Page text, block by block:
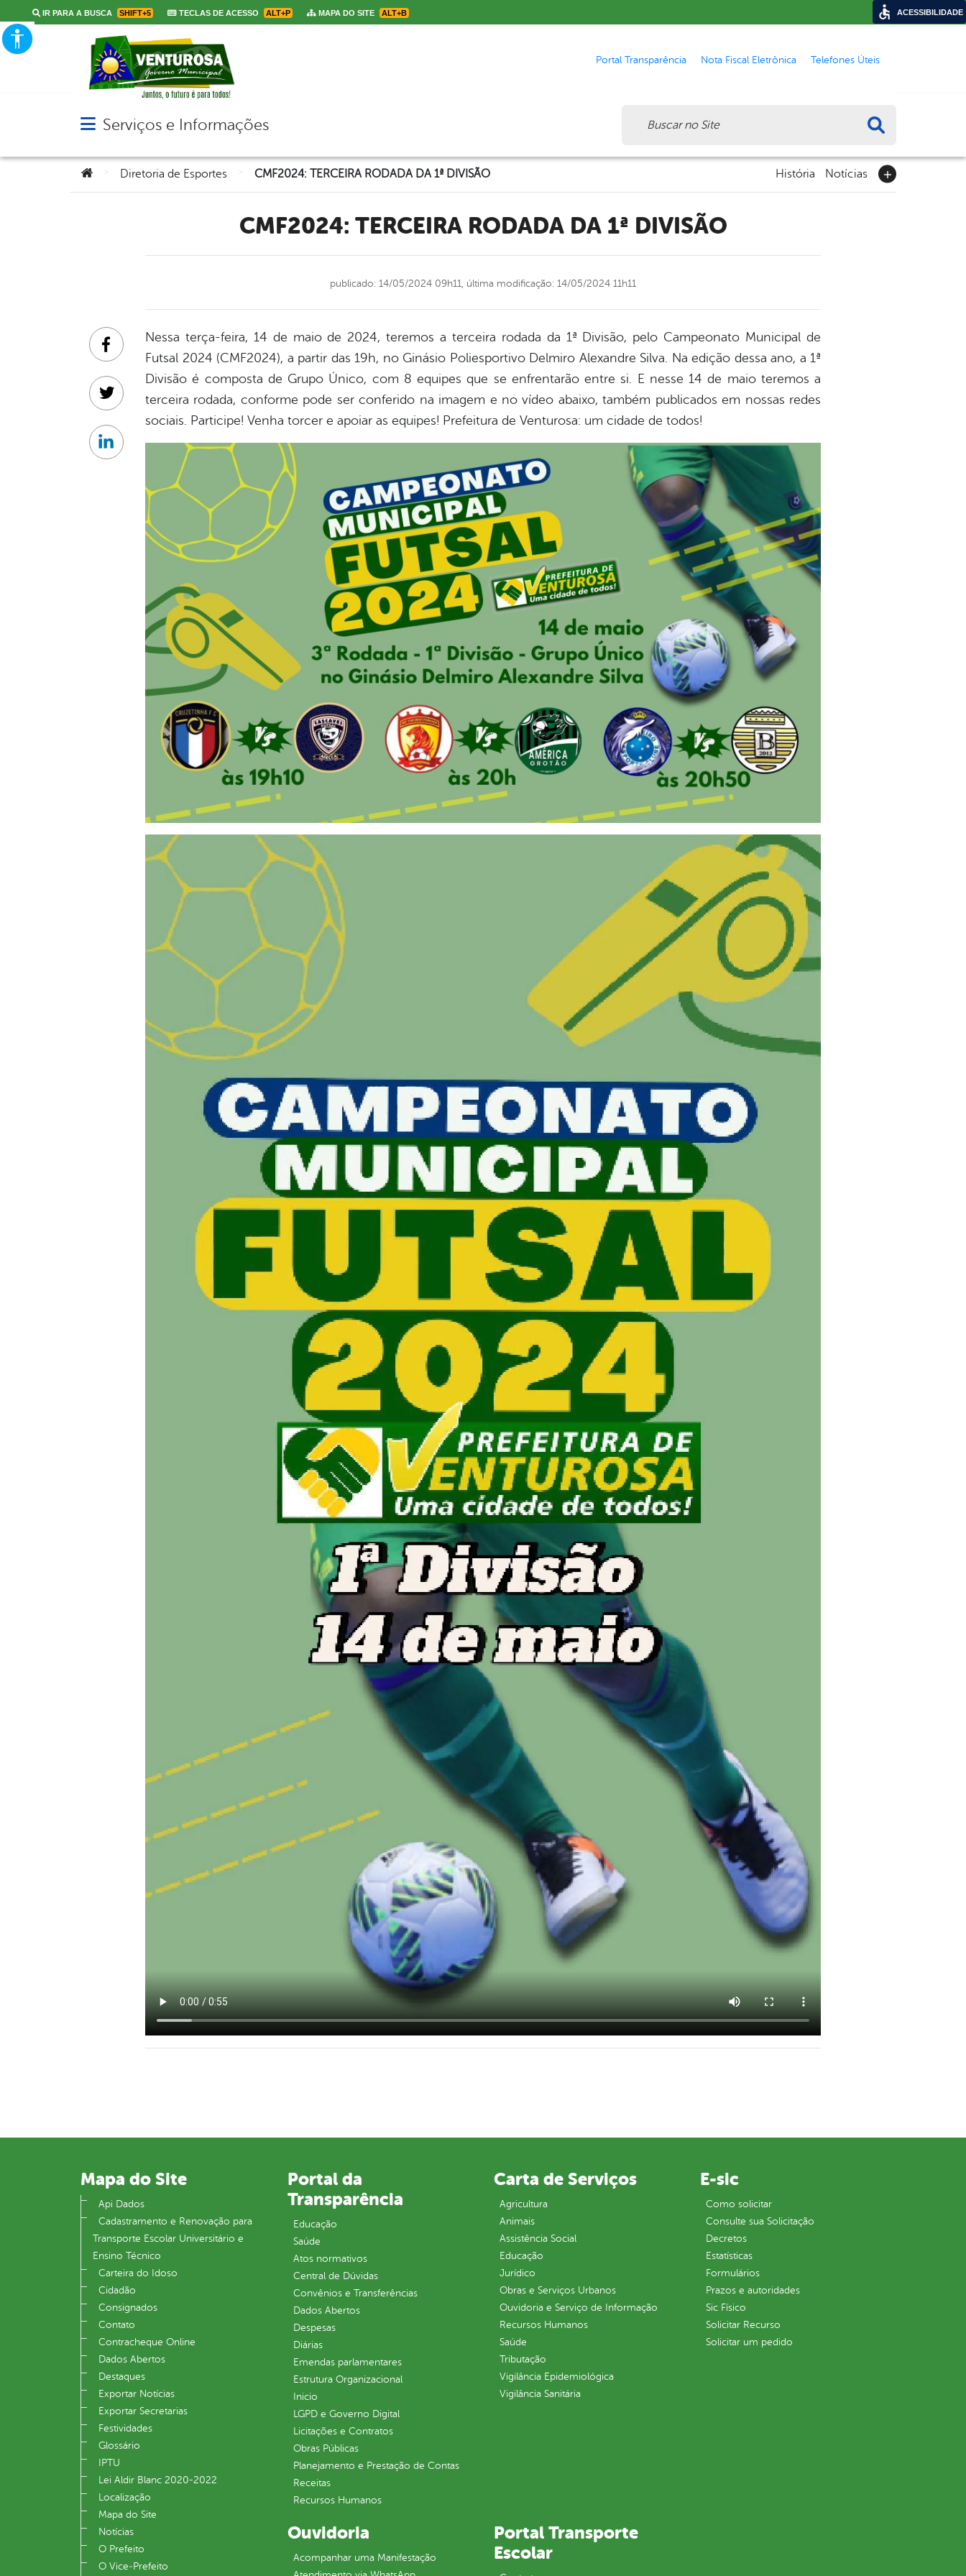
IR PARA A BUSCA SHIFT+5 TECLAS DE ACESSO ALT+P MAPA DO SITE ALT+B
Portal Transparência Nota Fiscal Eletrônica Telefones Úteis
Abrir menu principal de navegação
Serviços e Informações
Você está aqui:Diretoria de Esportes CMF2024: TERCEIRA RODADA DA 1ª DIVISÃO História Notícias
CMF2024: TERCEIRA RODADA DA 1ª DIVISÃO
publicado: 14/05/2024 09h11, última modificação: 14/05/2024 11h11
Nessa terça-feira, 14 de maio de 2024, teremos a terceira rodada da 1ª Divisão, pelo Campeonato Municipal de
Futsal 2024 (CMF2024), a partir das 19h, no Ginásio Poliesportivo Delmiro Alexandre Silva. Na edição dessa ano, a 1ª
Divisão é composta de Grupo Único, com 8 equipes que se enfrentarão entre si. E nesse 14 de maio teremos a
terceira rodada, conforme pode ser conferido na imagem e no vídeo abaixo, também publicados em nossas redes
sociais. Participe! Venha torcer e apoiar as equipes! Prefeitura de Venturosa: um cidade de todos!
Facebook
Twitter
Linkedin
Mapa do Site
Api Dados
Cadastramento e Renovação para
Transporte Escolar Universitário e
Ensino Técnico
Carteira do Idoso
Cidadão
Consignados
Contato
Contracheque Online
Dados Abertos
Destaques
Exportar Notícias
Exportar Secretarias
Festividades
Glossário
IPTU
Lei Aldir Blanc 2020-2022
Localização
Mapa do Site
Notícias
O Prefeito
O Vice‐Prefeito
Portal da
Transparência
Educação
Saúde
Atos normativos
Central de Dúvidas
Convênios e Transferências
Dados Abertos
Despesas
Diárias
Emendas parlamentares
Estrutura Organizacional
Inicio
LGPD e Governo Digital
Licitações e Contratos
Obras Públicas
Planejamento e Prestação de Contas
Receitas
Recursos Humanos
Carta de Serviços
Agricultura
Animais
Assistência Social
Educação
Jurídico
Obras e Serviços Urbanos
Ouvidoria e Serviço de Informação
Recursos Humanos
Saúde
Tributação
Vigilância Epidemiológica
Vigilância Sanitária
E-sic
Como solicitar
Consulte sua Solicitação
Decretos
Estatísticas
Formulários
Prazos e autoridades
Sic Físico
Solicitar Recurso
Solicitar um pedido
Ouvidoria
Acompanhar uma Manifestação
Portal Transporte
Escolar
ACESSIBILIDADE